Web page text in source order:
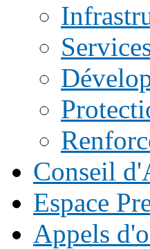
Conseil
Espace
Appels